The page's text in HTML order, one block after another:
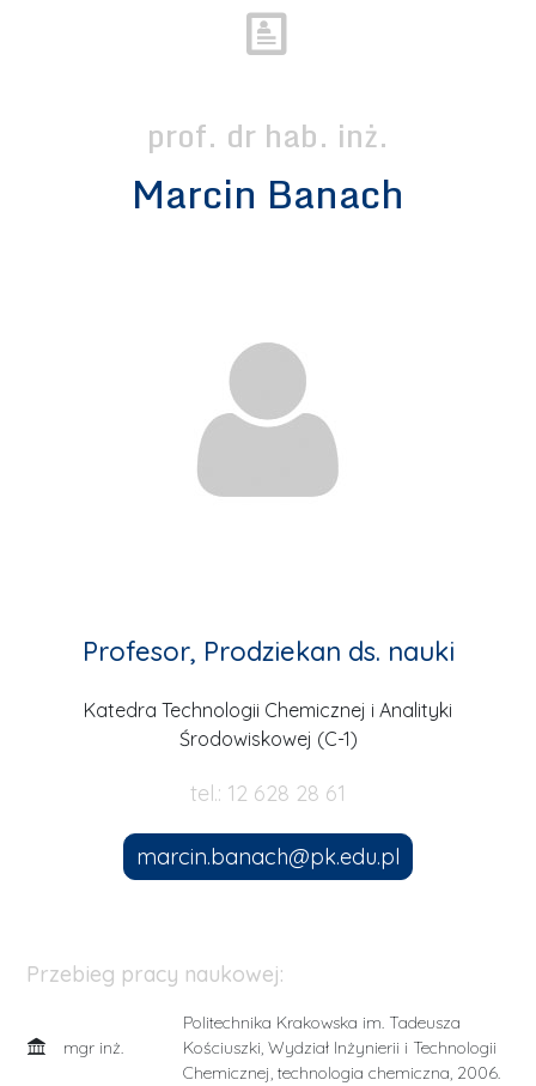
prof. dr hab. inż.
Marcin Banach
Profesor, Prodziekan ds. nauki
Katedra Technologii Chemicznej i Analityki
Środowiskowej (C-1)
tel.: 12 628 28 61
marcin.banach@pk.edu.pl
Przebieg pracy naukowej:
mgr inż.
Politechnika Krakowska im. Tadeusza
Kościuszki, Wydział Inżynierii i Technologii
Chemicznej, technologia chemiczna, 2006.